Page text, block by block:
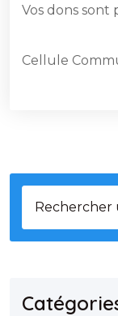
Vos dons sont
Cellule